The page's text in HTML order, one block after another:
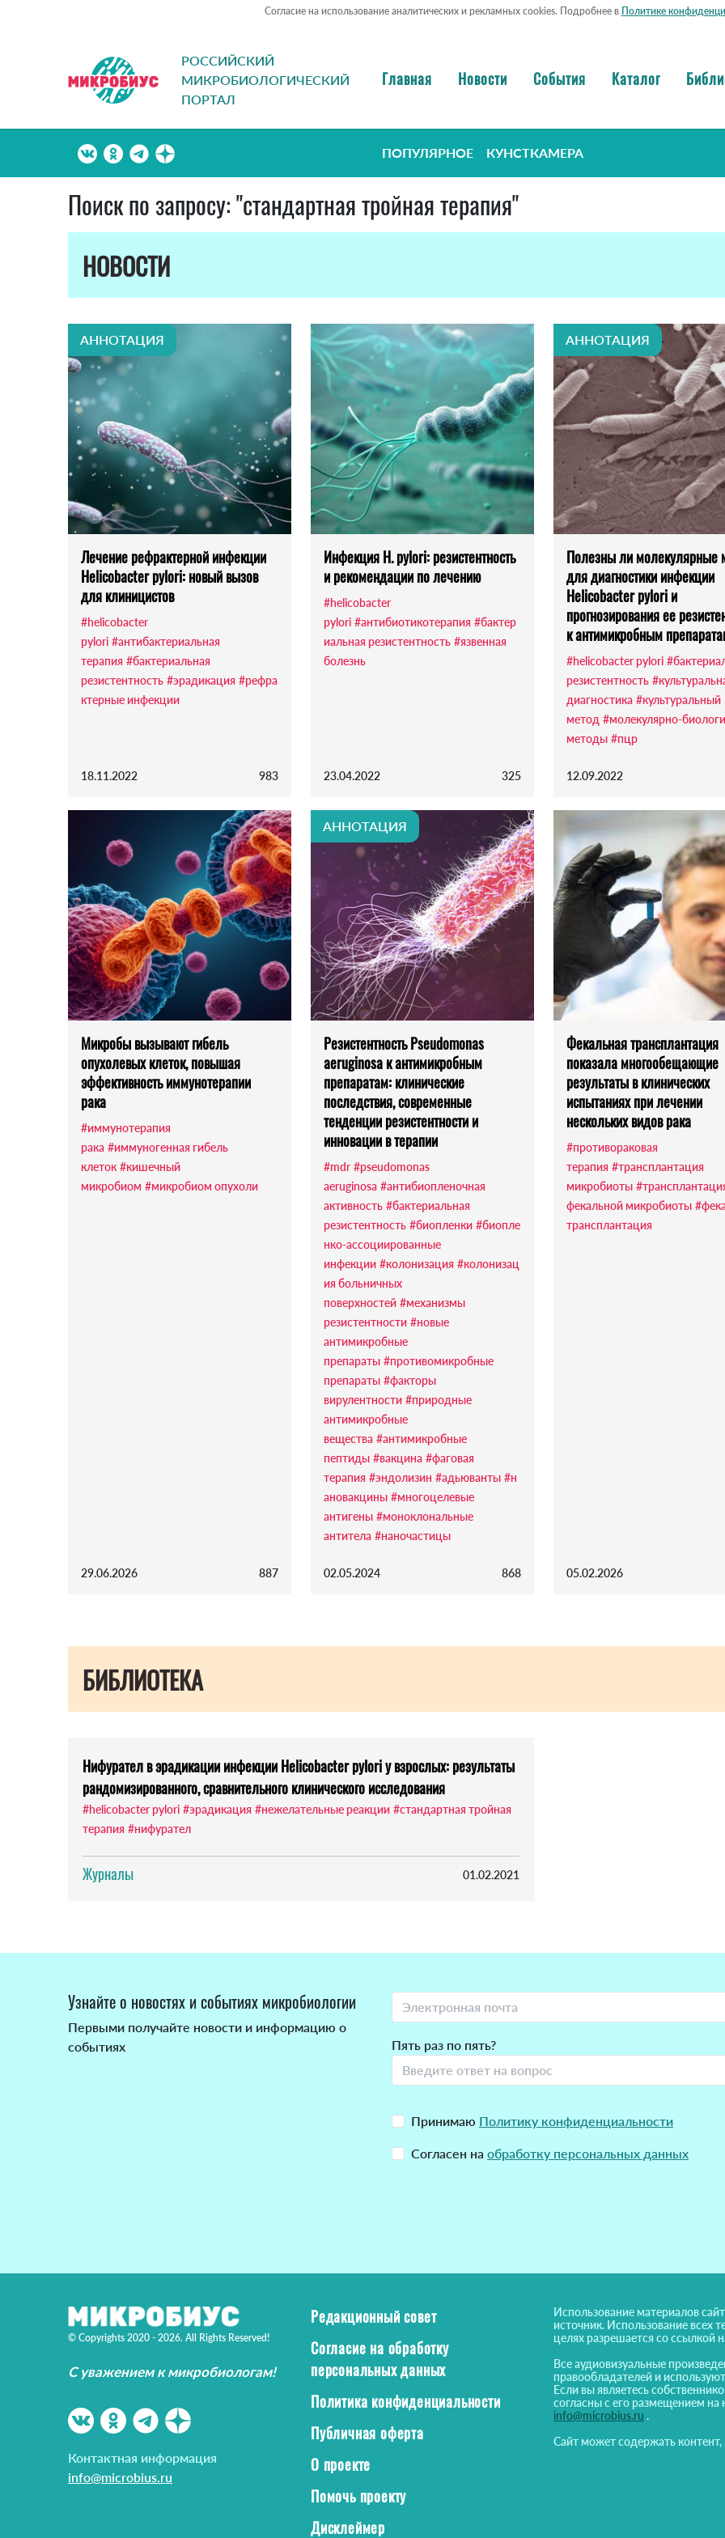
Согласие на использование аналитических и рекламных cookies. Подробнее в Политике
РОССИЙСКИЙ
МИКРОБИОЛОГИЧЕСКИЙ
ПОРТАЛ
Главная Новости События Каталог
ПОПУЛЯРНОЕ КУНСТКАМЕРА
Поиск по запросу: "стандартная тройная терапия"
НОВОСТИ
АННОТАЦИЯ
Лечение рефрактерной инфекции
Helicobacter pylori: новый вызов
для клиницистов
#helicobacter
pylori #антибактериальная
терапия #бактериальная
резистентность #эрадикация #рефра
ктерные инфекции
18.11.2022 983
Инфекция H. pylori: резистентность
и рекомендации по лечению
#helicobacter
pylori #антибиотикотерапия #бактер
иальная резистентность #язвенная
болезнь
23.04.2022 325
АННОТАЦИЯ
Полезны ли молекулярные
для диагностики инфекции
Helicobacter pylori и
прогнозирования ее
к антимикробным
#helicobacter pylori
резистентность
диагностика #культуральный
метод #молекулярно-
методы #пцр
12.09.2022
Микробы вызывают гибель
опухолевых клеток, повышая
эффективность иммунотерапии
рака
#иммунотерапия
рака #иммуногенная гибель
клеток #кишечный
микробиом #микробиом опухоли
29.06.2026 887
АННОТАЦИЯ
Резистентность Pseudomonas
aeruginosa к антимикробным
препаратам: клинические
последствия, современные
тенденции резистентности и
инновации в терапии
#mdr #pseudomonas
aeruginosa #антибиопленочная
активность #бактериальная
резистентность #биопленки #биопле
нко-ассоциированные
инфекции #колонизация #колонизац
ия больничных
поверхностей #механизмы
резистентности #новые
антимикробные
препараты #противомикробные
препараты #факторы
вирулентности #природные
антимикробные
вещества #антимикробные
пептиды #вакцина #фаговая
терапия #эндолизин #адьюванты #н
ановакцины #многоцелевые
антигены #моноклональные
антитела #наночастицы
02.05.2024 868
Фекальная трансплантация
показала многообещающие
результаты в клинических
испытаниях при лечении
нескольких видов рака
#противораковая
терапия #трансплантация
микробиоты
фекальной микробиоты
трансплантация
05.02.2026
БИБЛИОТЕКА
Нифурател в эрадикации инфекции Helicobacter pylori у взрослых: результаты
рандомизированного, сравнительного клинического исследования
#helicobacter pylori #эрадикация #нежелательные реакции #стандартная тройная
терапия #нифурател
Журналы 01.02.2021
Узнайте о новостях и событиях микробиологии
Первыми получайте новости и информацию о
событиях
Пять раз по пять?
Принимаю Политику конфиденциальности
Согласен на обработку персональных данных
© Copyrights 2020 - 2026. All Rights Reserved!
С уважением к микробиологам!
Контактная информация
info@microbius.ru
Редакционный совет
Согласие на обработку
персональных данных
Политика конфиденциальности
Публичная оферта
О проекте
Помочь проекту
Дисклеймер
Использование материалов
источник. Использование всех
целях разрешается со ссылкой
Все аудиовизуальные
правообладателей и
Если вы являетесь
согласны с его размещением
info@microbius.ru .
Сайт может содержать